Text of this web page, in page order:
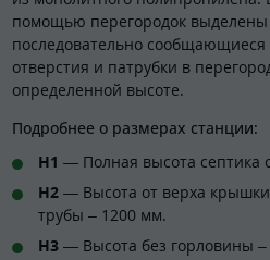
помощью перегородок
последовательно сообщающиеся
отверстия и патрубки в
определенной высоте.
Подробнее о размерах станции:
H1 — Полная высота септика
H2 — Высота от верха
трубы – 1200 мм.
H3 — Высота без горловины